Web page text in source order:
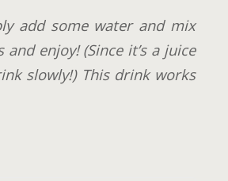
add some water and mix
enjoy! (Since it’s a juice
slowly!) This drink works